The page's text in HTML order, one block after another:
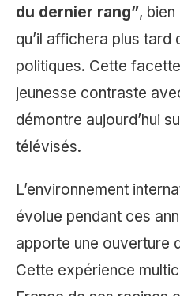
du dernier rang”,
qu’il affichera plus tard
politiques. Cette
jeunesse contraste
démontre aujourd’hui
télévisés.
L’environnement
évolue pendant ces
apporte une ouverture
Cette expérience